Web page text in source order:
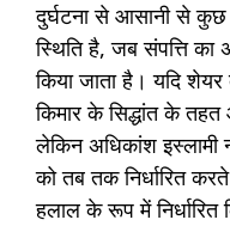
दुर्घटना से आसानी से
स्थिति है, जब संपत्ति का
किया जाता है। यदि
किमार के सिद्धांत के
लेकिन अधिकांश इस्लामी
को तब तक निर्धारित
हलाल के रूप में